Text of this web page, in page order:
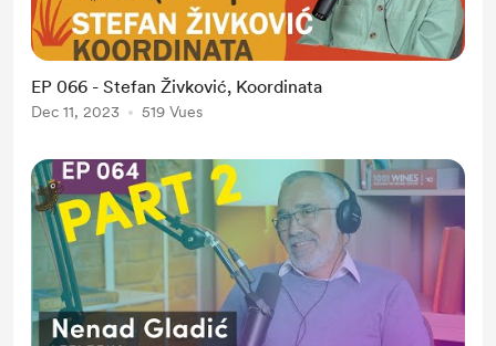
EP 066 - Stefan Živković, Koordinata
Dec 11, 2023 519 Vues